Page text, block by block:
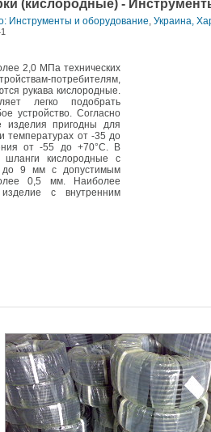
(кислородные) -
Инструменты и оборудование, Украина,
2,0 МПа технических
потребителям,
рукава кислородные.
легко подобрать
устройство. Согласно
изделия пригодны для
температурах от -35 до
от -55 до +70°С. В
шланги кислородные с
до 9 мм с допустимым
0,5 мм. Наиболее
с внутренним